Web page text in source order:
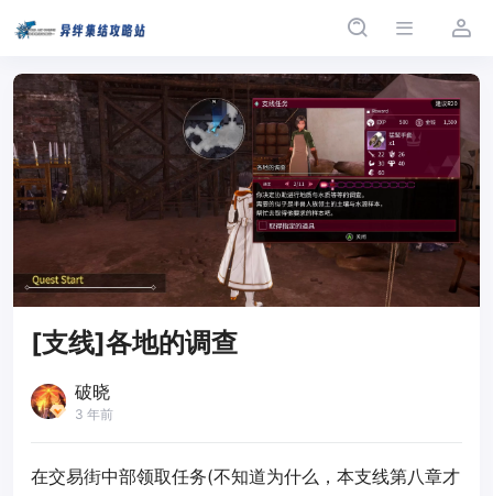
[支线]各地的调查
破晓
3 年前
在交易街中部领取任务(不知道为什么，本支线第八章才